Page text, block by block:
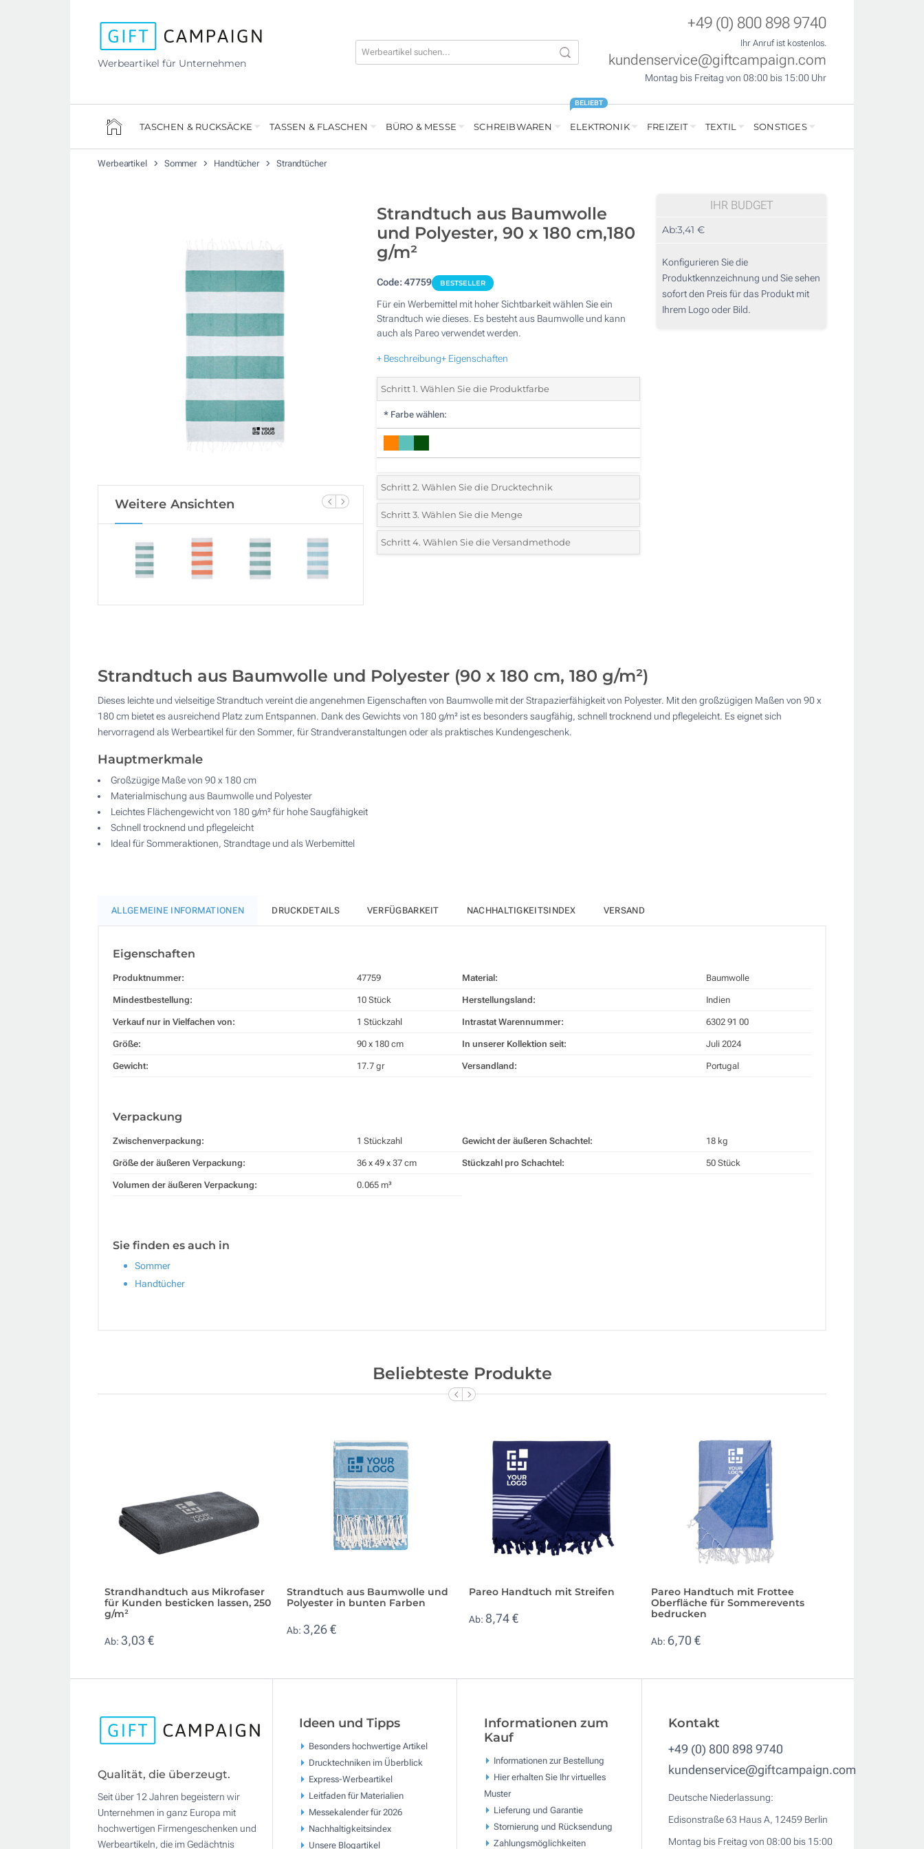
Werbeartikel für Unternehmen
+49 (0) 800 898 9740
Ihr Anruf ist kostenlos.
kundenservice@giftcampaign.com
Montag bis Freitag von 08:00 bis 15:00 Uhr
TASCHEN & RUCKSÄCKE TASSEN & FLASCHEN BÜRO & MESSE SCHREIBWAREN ELEKTRONIK
BELIEBT
FREIZEIT TEXTIL SONSTIGES
Werbeartikel Sommer Handtücher Strandtücher
Weitere Ansichten
Strandtuch aus Baumwolle
und Polyester, 90 x 180 cm,180
g/m²
Code:47759 BESTSELLER
Für ein Werbemittel mit hoher Sichtbarkeit wählen Sie ein
Strandtuch wie dieses. Es besteht aus Baumwolle und kann
auch als Pareo verwendet werden.
+ Beschreibung+ Eigenschaften
Schritt 1. Wählen Sie die Produktfarbe
* Farbe wählen:
Schritt 2. Wählen Sie die Drucktechnik
*Wählen Sie die Druck- und Farbtechniken für Ihr Logo:
1 Farbig (Vorderseite)
Ohne Werbedruck
Schritt 3. Wählen Sie die Menge
*Bitte wählen Sie Ihre gewünschte Menge
100
200
Andere Menge :
Schritt 4. Wählen Sie die Versandmethode
IHR BUDGET
Ab:3,41 €
Konfigurieren Sie die
Produktkennzeichnung und Sie sehen
sofort den Preis für das Produkt mit
Ihrem Logo oder Bild.
Strandtuch aus Baumwolle und Polyester (90 x 180 cm, 180 g/m²)
Dieses leichte und vielseitige Strandtuch vereint die angenehmen Eigenschaften von Baumwolle mit der Strapazierfähigkeit von Polyester. Mit den großzügigen Maßen von 90 x
180 cm bietet es ausreichend Platz zum Entspannen. Dank des Gewichts von 180 g/m² ist es besonders saugfähig, schnell trocknend und pflegeleicht. Es eignet sich
hervorragend als Werbeartikel für den Sommer, für Strandveranstaltungen oder als praktisches Kundengeschenk.
Hauptmerkmale
Großzügige Maße von 90 x 180 cm
Materialmischung aus Baumwolle und Polyester
Leichtes Flächengewicht von 180 g/m² für hohe Saugfähigkeit
Schnell trocknend und pflegeleicht
Ideal für Sommeraktionen, Strandtage und als Werbemittel
ALLGEMEINE INFORMATIONEN DRUCKDETAILS VERFÜGBARKEIT NACHHALTIGKEITSINDEX VERSAND
Eigenschaften
Produktnummer: 47759
Mindestbestellung: 10 Stück
Verkauf nur in Vielfachen von: 1 Stückzahl
Größe: 90 x 180 cm
Gewicht: 17.7 gr
Material: Baumwolle
Herstellungsland: Indien
Intrastat Warennummer: 6302 91 00
In unserer Kollektion seit: Juli 2024
Versandland: Portugal
Verpackung
Zwischenverpackung: 1 Stückzahl
Größe der äußeren Verpackung: 36 x 49 x 37 cm
Volumen der äußeren Verpackung: 0.065 m³
Gewicht der äußeren Schachtel: 18 kg
Stückzahl pro Schachtel: 50 Stück
Sie finden es auch in
Sommer
Handtücher
Beliebteste Produkte
Strandhandtuch aus Mikrofaser
für Kunden besticken lassen, 250
g/m²
Ab: 3,03 €
Strandtuch aus Baumwolle und
Polyester in bunten Farben
Ab: 3,26 €
Pareo Handtuch mit Streifen
Ab: 8,74 €
Pareo Handtuch mit Frottee
Oberfläche für Sommerevents
bedrucken
Ab: 6,70 €
Qualität, die überzeugt.
Seit über 12 Jahren begeistern wir
Unternehmen in ganz Europa mit
hochwertigen Firmengeschenken und
Werbeartikeln, die im Gedächtnis
Ideen und Tipps
Besonders hochwertige Artikel
Drucktechniken im Überblick
Express-Werbeartikel
Leitfaden für Materialien
Messekalender für 2026
Nachhaltigkeitsindex
Unsere Blogartikel
Informationen zum
Kauf
Informationen zur Bestellung
Hier erhalten Sie Ihr virtuelles
Muster
Lieferung und Garantie
Stornierung und Rücksendung
Zahlungsmöglichkeiten
Kontakt
+49 (0) 800 898 9740
kundenservice@giftcampaign.com
Deutsche Niederlassung:
Edisonstraße 63 Haus A, 12459 Berlin
Montag bis Freitag von 08:00 bis 15:00